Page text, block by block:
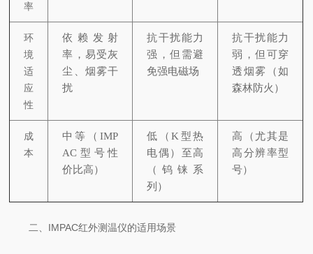
率
环
境
适
应
性
依赖发射
率，易受灰
尘、烟雾干
扰
抗干扰能力
强，但需避
免强电磁场
抗干扰能力
弱，但可穿
透烟雾（如
森林防火）
成
本
中等（IMP
AC型号性
价比高）
低（K型热
电偶）至高
（钨铼系
列）
高（尤其是
高分辨率型
号）
二、IMPAC红外测温仪的适用场景